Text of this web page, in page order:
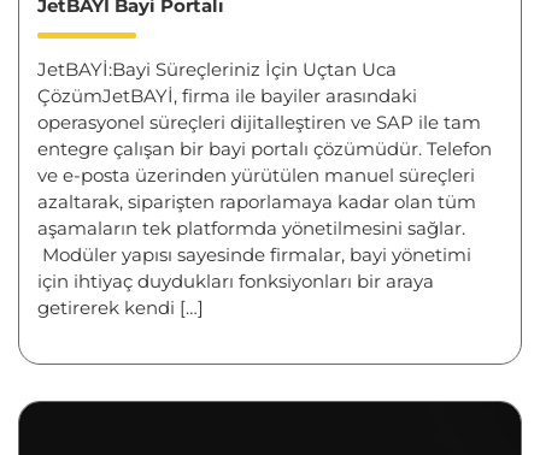
JetBAYİ Bayi Portalı
JetBAYİ:Bayi Süreçleriniz İçin Uçtan Uca
ÇözümJetBAYİ, firma ile bayiler arasındaki
operasyonel süreçleri dijitalleştiren ve SAP ile tam
entegre çalışan bir bayi portalı çözümüdür. Telefon
ve e-posta üzerinden yürütülen manuel süreçleri
azaltarak, siparişten raporlamaya kadar olan tüm
aşamaların tek platformda yönetilmesini sağlar.
Modüler yapısı sayesinde firmalar, bayi yönetimi
için ihtiyaç duydukları fonksiyonları bir araya
getirerek kendi […]